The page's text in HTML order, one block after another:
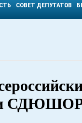
СОВЕТ ДЕПУТАТОВ